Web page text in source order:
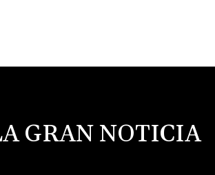
GRAN NOTICIA